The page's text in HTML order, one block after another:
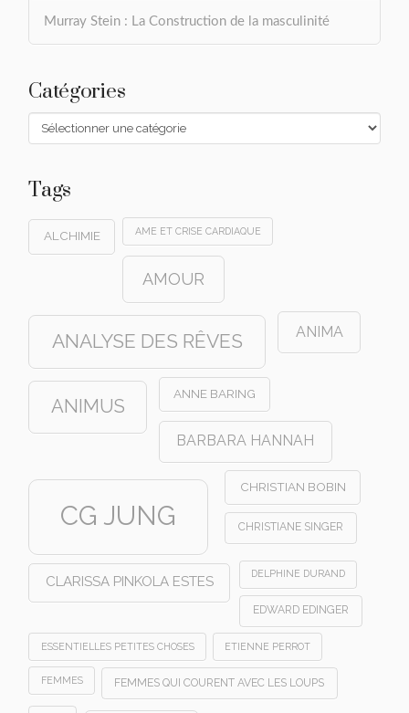
Murray Stein : La Construction de la masculinité
Catégories
Catégories
Tags
ALCHIMIE AME ET CRISE CARDIAQUE
AMOUR
ANALYSE DES RÊVES ANIMA
ANIMUS
ANNE BARING
BARBARA HANNAH
CG JUNG
CHRISTIAN BOBIN
CHRISTIANE SINGER
CLARISSA PINKOLA ESTES DELPHINE DURAND
EDWARD EDINGER
ESSENTIELLES PETITES CHOSES ETIENNE PERROT
FEMMES FEMMES QUI COURENT AVEC LES LOUPS